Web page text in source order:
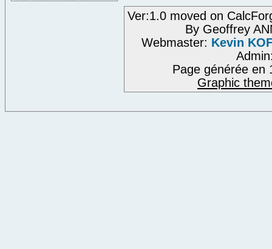
Ver:1.0 moved on
By Geoffrey
Webmaster: Kevin
Page générée en
Graphic